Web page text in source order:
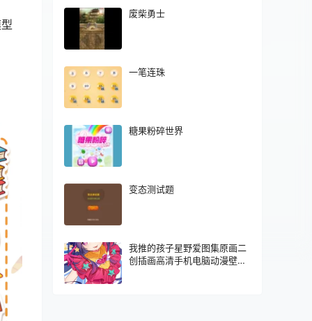
废柴勇士
一笔连珠
糖果粉碎世界
变态测试题
我推的孩子星野爱图集原画二
创插画高清手机电脑动漫壁纸